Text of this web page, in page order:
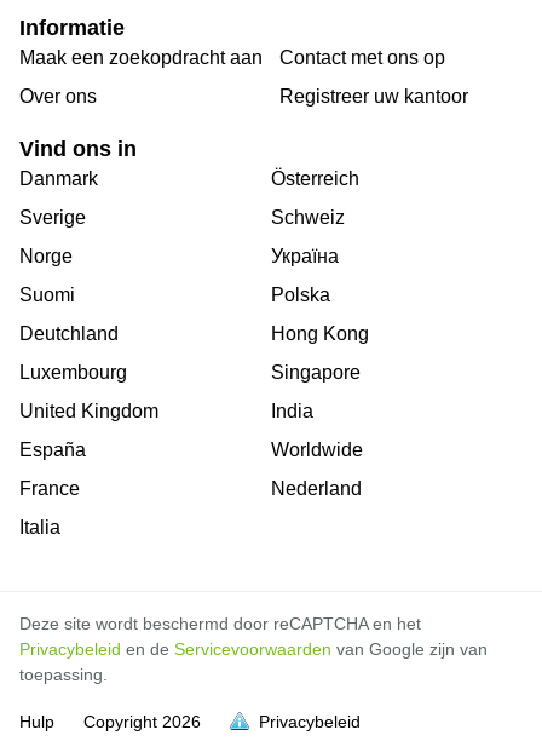
vol is
vol is
vol is
vol is
vol is
vol is
vol is
vol is
Informatie
Maak een zoekopdracht aan
Over ons
Contact met ons op
Registreer uw kantoor
Vind ons in
Danmark
Sverige
Norge
Suomi
Deutchland
Luxembourg
United Kingdom
España
France
Italia
Österreich
Schweiz
Україна
Polska
Hong Kong
Singapore
India
Worldwide
Nederland
Deze site wordt beschermd door reCAPTCHA en het
Privacybeleid en de Servicevoorwaarden van Google zijn van
toepassing.
Hulp Copyright 2026 Privacybeleid